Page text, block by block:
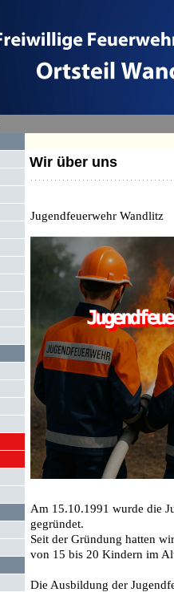
Wir über uns
Jugendfeuerwehr Wandlitz
Am 15.10.1991 wurde die
gegründet.
Seit der Gründung hatten
von 15 bis 20 Kindern im
Die Ausbildung der